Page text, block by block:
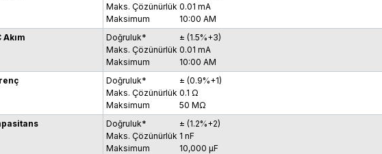
Maks. Çözünürlük 0.01 mA
Maksimum
10:00 AM
Akım
Doğruluk*
± (1.5%+3)
Maks. Çözünürlük 0.01 mA
Maksimum
10:00 AM
Doğruluk*
± (0.9%+1)
Maks. Çözünürlük 0.1 Ω
Maksimum
50 MΩ
Doğruluk*
± (1.2%+2)
Maks. Çözünürlük 1 nF
Maksimum
10,000 µF